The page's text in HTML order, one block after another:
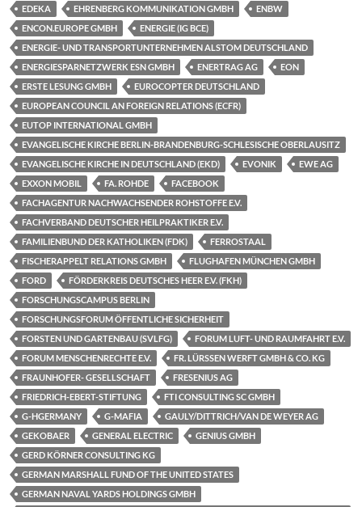
EDEKA EHRENBERG KOMMUNIKATION GMBH
ENBW
ENCON.EUROPE GMBH
ENERGIE (IG BCE)
ENERGIE- UND TRANSPORTUNTERNEHMEN ALSTOM DEUTSCHLAND
ENERGIESPARNETZWERK ESN GMBH
ENERTRAG AG
EON
ERSTE LESUNG GMBH
EUROCOPTER DEUTSCHLAND
EUROPEAN COUNCIL AN FOREIGN RELATIONS (ECFR)
EUTOP INTERNATIONAL GMBH
EVANGELISCHE KIRCHE BERLIN-BRANDENBURG-SCHLESISCHE OBERLAUSITZ
EVANGELISCHE KIRCHE IN DEUTSCHLAND (EKD)
EVONIK
EWE AG
EXXON MOBIL
FA. ROHDE
FACEBOOK
FACHAGENTUR NACHWACHSENDER ROHSTOFFE E.V.
FACHVERBAND DEUTSCHER HEILPRAKTIKER E.V.
FAMILIENBUND DER KATHOLIKEN (FDK)
FERROSTAAL
FISCHERAPPELT RELATIONS GMBH
FLUGHAFEN MÜNCHEN GMBH
FORD
FÖRDERKREIS DEUTSCHES HEER E.V. (FKH)
FORSCHUNGSCAMPUS BERLIN
FORSCHUNGSFORUM ÖFFENTLICHE SICHERHEIT
FORSTEN UND GARTENBAU (SVLFG)
FORUM LUFT- UND RAUMFAHRT E.V.
FORUM MENSCHENRECHTE E.V.
FR. LÜRSSEN WERFT GMBH & CO. KG
FRAUNHOFER- GESELLSCHAFT
FRESENIUS AG
FRIEDRICH-EBERT-STIFTUNG
FTI CONSULTING SC GMBH
G-HGERMANY
G-MAFIA
GAULY/DITTRICH/VAN DE WEYER AG
GEKOBAER
GENERAL ELECTRIC
GENIUS GMBH
GERD KÖRNER CONSULTING KG
GERMAN MARSHALL FUND OF THE UNITED STATES
GERMAN NAVAL YARDS HOLDINGS GMBH